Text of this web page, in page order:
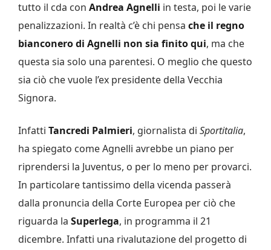
tutto il cda con Andrea Agnelli in testa, poi le varie
penalizzazioni. In realtà c’è chi pensa che il regno
bianconero di Agnelli non sia finito qui, ma che
questa sia solo una parentesi. O meglio che questo
sia ciò che vuole l’ex presidente della Vecchia
Signora.
Infatti Tancredi Palmieri, giornalista di Sportitalia,
ha spiegato come Agnelli avrebbe un piano per
riprendersi la Juventus, o per lo meno per provarci.
In particolare tantissimo della vicenda passerà
dalla pronuncia della Corte Europea per ciò che
riguarda la Superlega, in programma il 21
dicembre. Infatti una rivalutazione del progetto di